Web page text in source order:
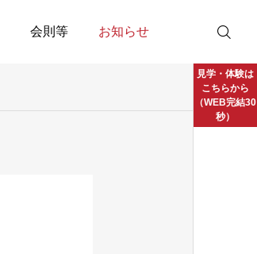
会則等 お知らせ
見学・体験は
こちらから
（WEB完結30
秒）